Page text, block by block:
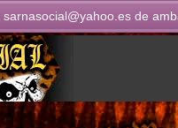
sarnasocial@yahoo.es de